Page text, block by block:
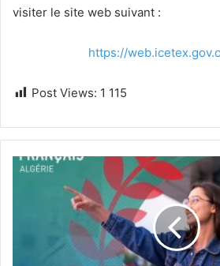
visiter le site web suivant :
https://
Post Views: 1 115